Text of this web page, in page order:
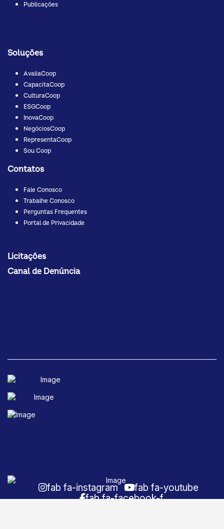
Publicações
Soluções
AvaliaCoop
CapacitaCoop
CulturaCoop
ESGCoop
InovaCoop
NegóciosCoop
RepresentaCoop
Sou Coop
Contatos
Fale Conosco
Trabalhe Conosco
Perguntas Frequentes
Portal de Privacidade
Licitações
Canal de Denúncia
fab fa-instagram
fab fa-youtube
fab fa-facebook-f